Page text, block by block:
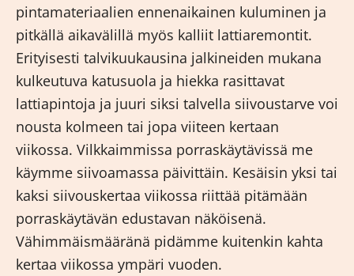
pintamateriaalien ennenaikainen kuluminen ja
pitkällä aikavälillä myös kalliit lattiaremontit.
Erityisesti talvikuukausina jalkineiden mukana
kulkeutuva katusuola ja hiekka rasittavat
lattiapintoja ja juuri siksi talvella siivoustarve voi
nousta kolmeen tai jopa viiteen kertaan
viikossa. Vilkkaimmissa porraskäytävissä me
käymme siivoamassa päivittäin. Kesäisin yksi tai
kaksi siivouskertaa viikossa riittää pitämään
porraskäytävän edustavan näköisenä.
Vähimmäismääränä pidämme kuitenkin kahta
kertaa viikossa ympäri vuoden.